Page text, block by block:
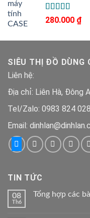
Được xếp
5.005
280.000 ₫
SIÊU THỊ ĐỒ DÙNG
Liên hệ:
Địa chỉ: Liên Hà, Đông
Tel/Zalo: 0983 824 028
Email:
TIN TỨC
08
Th6
Tổng hợp các